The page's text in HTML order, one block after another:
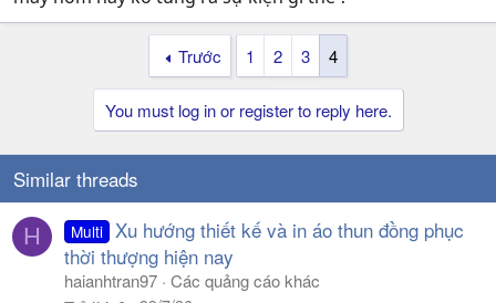
Trước 1 2 3 4
You must log in or register to reply here.
Similar threads
H Multi Xu hướng thiết kế và in áo thun đồng phục
thời thượng hiện nay
haianhtran97 Các quảng cáo khác